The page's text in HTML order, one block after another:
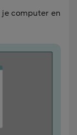
computer en